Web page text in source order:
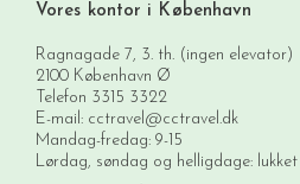
Vores kontor i København
Ragnagade 7, 3. th. (ingen elevator)
2100 København Ø
Telefon 3315 3322
E-mail: cctravel@cctravel.dk
Mandag-fredag: 9-15
Lørdag, søndag og helligdage: lukket